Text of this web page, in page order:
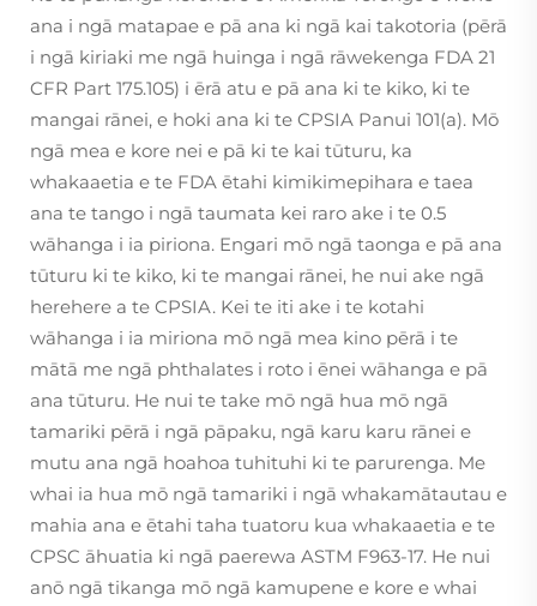
ana i ngā matapae e pā ana ki ngā kai takotoria (pērā
i ngā kiriaki me ngā huinga i ngā rāwekenga FDA 21
CFR Part 175.105) i ērā atu e pā ana ki te kiko, ki te
mangai rānei, e hoki ana ki te CPSIA Panui 101(a). Mō
ngā mea e kore nei e pā ki te kai tūturu, ka
whakaaetia e te FDA ētahi kimikimepihara e taea
ana te tango i ngā taumata kei raro ake i te 0.5
wāhanga i ia piriona. Engari mō ngā taonga e pā ana
tūturu ki te kiko, ki te mangai rānei, he nui ake ngā
herehere a te CPSIA. Kei te iti ake i te kotahi
wāhanga i ia miriona mō ngā mea kino pērā i te
mātā me ngā phthalates i roto i ēnei wāhanga e pā
ana tūturu. He nui te take mō ngā hua mō ngā
tamariki pērā i ngā pāpaku, ngā karu karu rānei e
mutu ana ngā hoahoa tuhituhi ki te parurenga. Me
whai ia hua mō ngā tamariki i ngā whakamātautau e
mahia ana e ētahi taha tuatoru kua whakaaetia e te
CPSC āhuatia ki ngā paerewa ASTM F963-17. He nui
anō ngā tikanga mō ngā kamupene e kore e whai